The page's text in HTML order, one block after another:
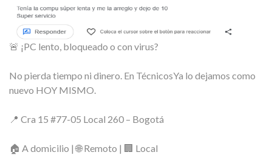
🚨 ¡PC lento, bloqueado o con virus?
No pierda tiempo ni dinero. En TécnicosYa lo dejamos como
nuevo HOY MISMO.
📍 Cra 15 #77-05 Local 260 – Bogotá
🏠 A domicilio | 🌐 Remoto | 🏢 Local